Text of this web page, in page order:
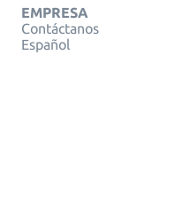
EMPRESA
Contáctanos
Español